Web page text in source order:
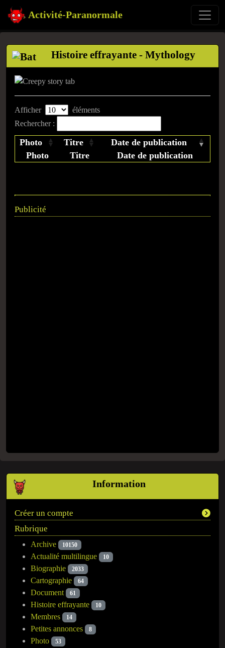
Activité-Paranormale
Information
Créer un compte
Rubrique
Archive 10150
Actualité multilingue 10
Biographie 2033
Cartographie 64
Document 61
Histoire effrayante 10
Membres 14
Petites annonces 8
Photo 53
Histoire effrayante - Mythology
Afficher
éléments
Rechercher :
Photo Titre
Date de publication
Photo
Titre Date de publication
Publicité